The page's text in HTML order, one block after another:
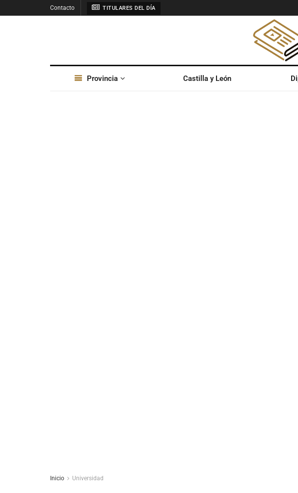
Contacto TITULARES DEL DÍA
Provincia Castilla y León
Inicio Universidad